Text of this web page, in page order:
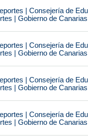
| Consejería de
| Gobierno de Canarias
| Consejería de
| Gobierno de Canarias
| Consejería de
| Gobierno de Canarias
| Consejería de
| Gobierno de Canarias